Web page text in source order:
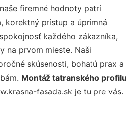
firemné hodnoty patrí
korektný prístup a úprimná
každého zákazníka,
na prvom mieste. Naši
skúsenosti, bohatú prax a
Montáž tatranského profilu
fasada.sk je tu pre vás.